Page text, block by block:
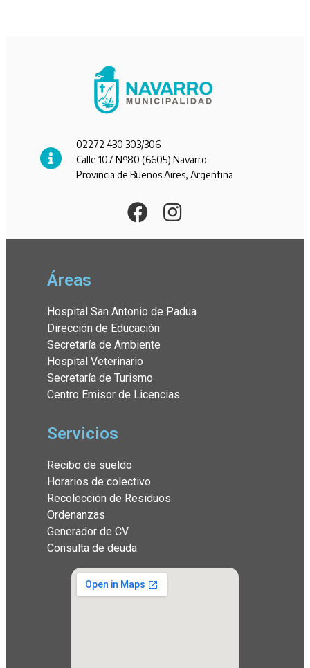
02272 430 303/306
Calle 107 Nº80 (6605) Navarro
Provincia de Buenos Aires, Argentina
Áreas
Hospital San Antonio de Padua
Dirección de Educación
Secretaría de Ambiente
Hospital Veterinario
Secretaría de Turismo
Centro Emisor de Licencias
Servicios
Recibo de sueldo
Horarios de colectivo
Recolección de Residuos
Ordenanzas
Generador de CV
Consulta de deuda